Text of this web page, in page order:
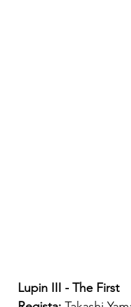
Lupin III - The First